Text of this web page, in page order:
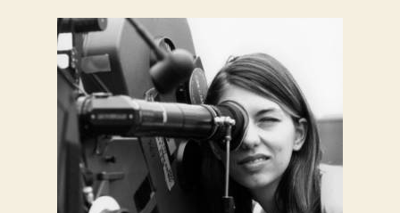
entrada
entrada